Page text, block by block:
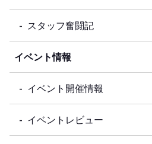
スタッフ奮闘記
イベント情報
イベント開催情報
イベントレビュー